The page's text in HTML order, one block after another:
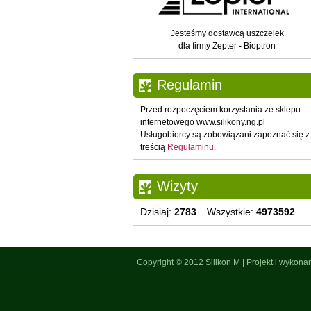
Jesteśmy dostawcą uszczelek
dla firmy Zepter - Bioptron
Regulamin
Przed rozpoczęciem korzystania ze sklepu
internetowego www.silikony.ng.pl
Usługobiorcy są zobowiązani zapoznać się z
treścią Regulaminu.
Wizyty
Dzisiaj: 2783 Wszystkie: 4973592
Copyright © 2012 Silikon M Projekt i